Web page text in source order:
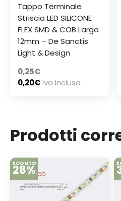
Tappo Terminale
Striscia LED SILICONE
FLEX SMD & COB Larga
12mm – De Sanctis
Light & Design
0,25€
0,20€Iva Inclusa
Prodotti
SCONTO
28%